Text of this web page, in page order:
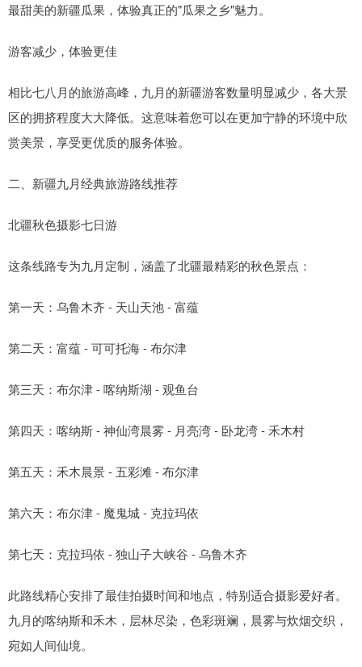
最甜美的新疆瓜果，体验真正的"瓜果之乡"魅力。
游客减少，体验更佳
相比七八月的旅游高峰，九月的新疆游客数量明显减少，各大景
区的拥挤程度大大降低。这意味着您可以在更加宁静的环境中欣
赏美景，享受更优质的服务体验。
二、新疆九月经典旅游路线推荐
北疆秋色摄影七日游
这条线路专为九月定制，涵盖了北疆最精彩的秋色景点：
第一天：乌鲁木齐 - 天山天池 - 富蕴
第二天：富蕴 - 可可托海 - 布尔津
第三天：布尔津 - 喀纳斯湖 - 观鱼台
第四天：喀纳斯 - 神仙湾晨雾 - 月亮湾 - 卧龙湾 - 禾木村
第五天：禾木晨景 - 五彩滩 - 布尔津
第六天：布尔津 - 魔鬼城 - 克拉玛依
第七天：克拉玛依 - 独山子大峡谷 - 乌鲁木齐
此路线精心安排了最佳拍摄时间和地点，特别适合摄影爱好者。
九月的喀纳斯和禾木，层林尽染，色彩斑斓，晨雾与炊烟交织，
宛如人间仙境。